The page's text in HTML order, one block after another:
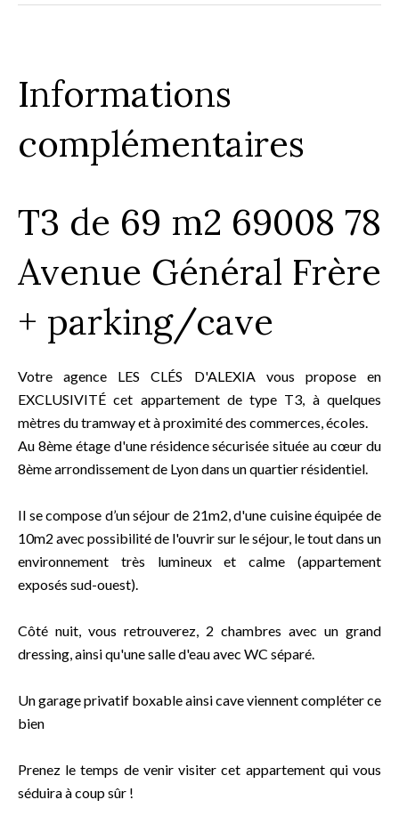
Informations
complémentaires
T3 de 69 m2 69008 78
Avenue Général Frère
+ parking/cave
Votre agence LES CLÉS D'ALEXIA vous propose en
EXCLUSIVITÉ cet appartement de type T3, à quelques
mètres du tramway et à proximité des commerces, écoles.
Au 8ème étage d'une résidence sécurisée située au cœur du
8ème arrondissement de Lyon dans un quartier résidentiel.
Il se compose d’un séjour de 21m2, d'une cuisine équipée de
10m2 avec possibilité de l'ouvrir sur le séjour, le tout dans un
environnement très lumineux et calme (appartement
exposés sud-ouest).
Côté nuit, vous retrouverez, 2 chambres avec un grand
dressing, ainsi qu'une salle d'eau avec WC séparé.
Un garage privatif boxable ainsi cave viennent compléter ce
bien
Prenez le temps de venir visiter cet appartement qui vous
séduira à coup sûr !